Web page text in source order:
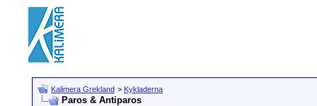
Kalimera Grekland > Kykladerna
Paros & Antiparos